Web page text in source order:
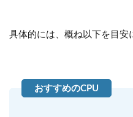
具体的には、概ね以下を目安